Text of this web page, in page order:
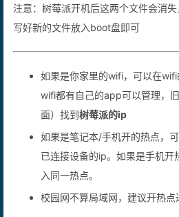
注意：树莓派开机后这两个文件会消失
写好新的文件放入boot盘即可
如果是你家里的wifi，可以在
wifi都有自己的app可以管理，
面）找到树莓派的ip
如果是笔记本/手机开的热点，
已连接设备的ip。如果是手机开
入同一热点。
校园网不算局域网，建议开热点